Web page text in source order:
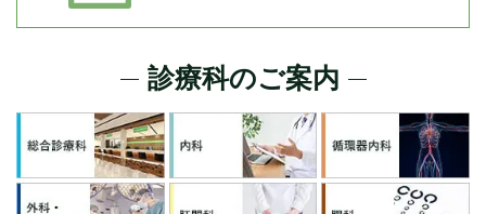
診療科のご案内